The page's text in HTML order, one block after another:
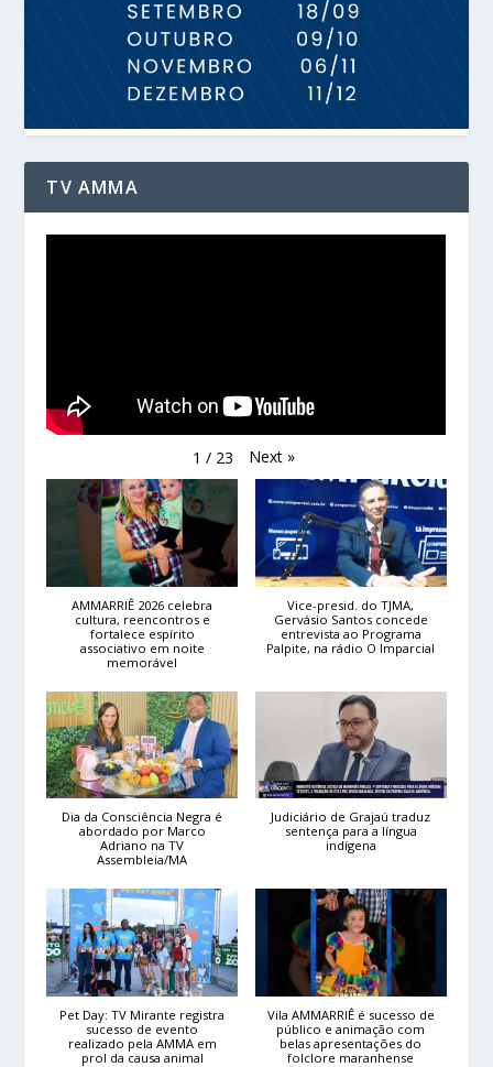
TV AMMA
1 / 23 Next »
AMMARRIÊ 2026 celebra
cultura, reencontros e
fortalece espírito
associativo em noite
memorável
Vice-presid. do TJMA,
Gervásio Santos concede
entrevista ao Programa
Palpite, na rádio O Imparcial
Dia da Consciência Negra é
abordado por Marco
Adriano na TV
Assembleia/MA
Judiciário de Grajaú traduz
sentença para a língua
indígena
Pet Day: TV Mirante registra
sucesso de evento
realizado pela AMMA em
prol da causa animal
Vila AMMARRIÊ é sucesso de
público e animação com
belas apresentações do
folclore maranhense